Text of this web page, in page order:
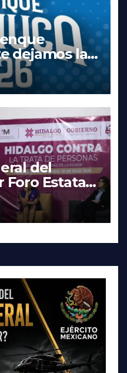
dejamos la
las fechas
del
Foro Estatal
Personas